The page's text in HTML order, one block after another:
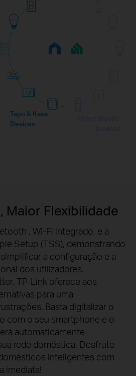
Tapo & Kasa
Devices
Maior Flexibilidade
, Wi-Fi integrado, e a
Setup (TSS), demonstrando
a configuração e a
dos utilizadores.
TP-Link oferece aos
para uma
Basta digitalizar o
com o seu smartphone e o
automaticamente
rede doméstica. Desfrute
inteligentes com
imediata!